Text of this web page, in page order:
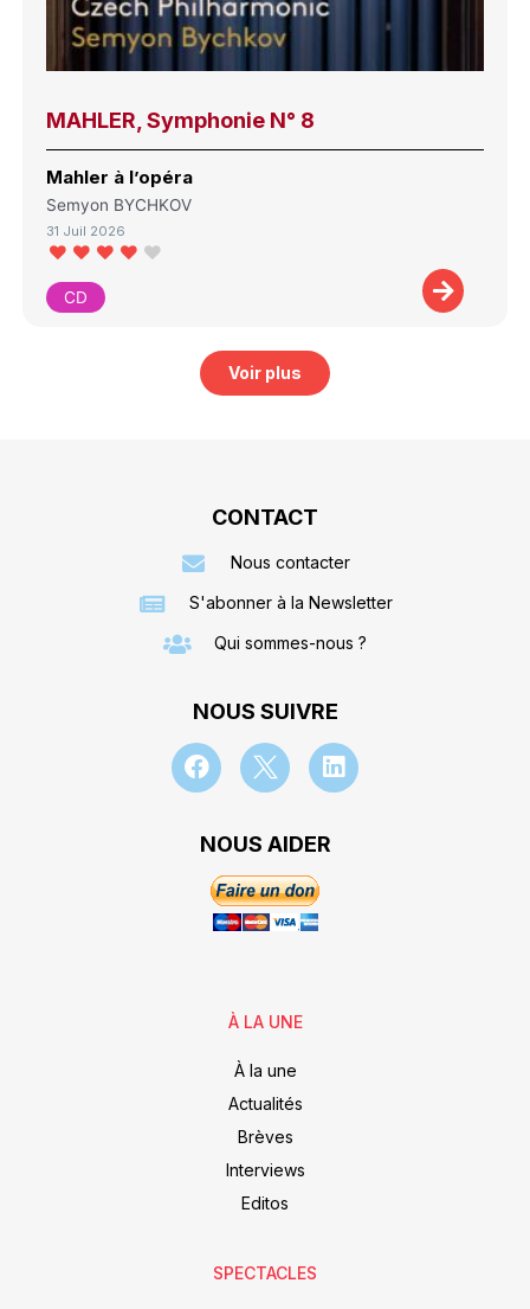
MAHLER, Symphonie N° 8
Mahler à l’opéra
Semyon BYCHKOV
31 Juil 2026
CD
Voir plus
CONTACT
Nous contacter
S'abonner à la Newsletter
Qui sommes-nous ?
NOUS SUIVRE
NOUS AIDER
À LA UNE
À la une
Actualités
Brèves
Interviews
Editos
SPECTACLES